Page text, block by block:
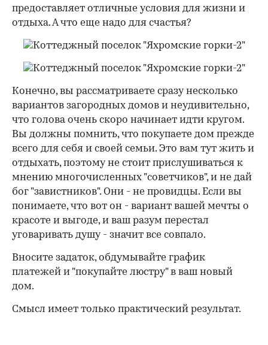
предоставляет отличные условия для жизни и
отдыха. А что еще надо для счастья?
Конечно, вы рассматриваете сразу несколько
вариантов загородных домов и неудивительно,
что голова очень скоро начинает идти кругом.
Вы должны помнить, что покупаете дом прежде
всего для себя и своей семьи. Это вам тут жить и
отдыхать, поэтому не стоит прислушиваться к
мнению многочисленных "советчиков", и не дай
бог "завистников". Они - не провидцы. Если вы
понимаете, что вот он - вариант вашей мечты о
красоте и выгоде, и ваш разум перестал
уговаривать душу - значит все совпало.
Вносите задаток, обдумывайте график
платежей и "покупайте люстру" в ваш новый
дом.
Смысл имеет только практический результат.